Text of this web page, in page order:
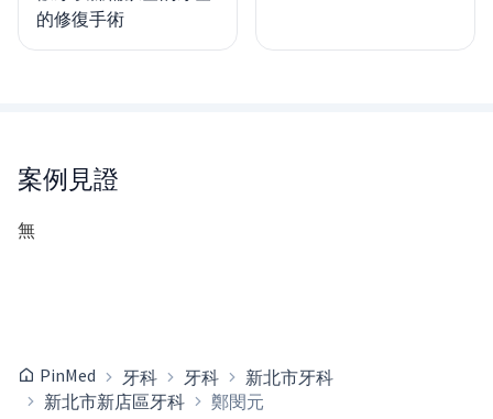
的修復手術
案例見證
無
PinMed 牙科 牙科
新北市牙科
新北市新店區牙科
鄭閔元